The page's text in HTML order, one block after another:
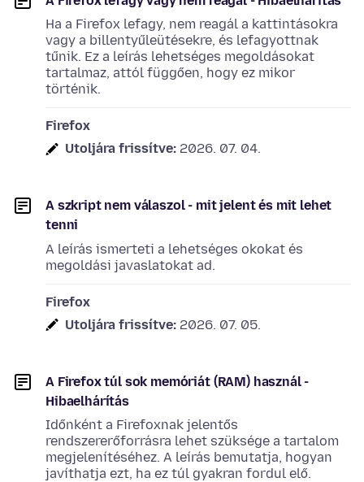
Ha a Firefox lefagy, nem reagál a kattintásokra
vagy a billentyűleütésekre, és lefagyottnak
tűnik. Ez a leírás lehetséges megoldásokat
tartalmaz, attól függően, hogy ez mikor
történik.
Firefox
Utoljára frissítve: 2026. 07. 04.
A szkript nem válaszol - mit jelent és mit lehet
tenni
A leírás ismerteti a lehetséges okokat és
megoldási javaslatokat ad.
Firefox
Utoljára frissítve: 2026. 07. 05.
A Firefox túl sok memóriát (RAM) használ -
Hibaelhárítás
Időnként a Firefoxnak jelentős
rendszererőforrásra lehet szüksége a tartalom
megjelenítéséhez. A leírás bemutatja, hogyan
javíthatja ezt, ha ez túl gyakran fordul elő.